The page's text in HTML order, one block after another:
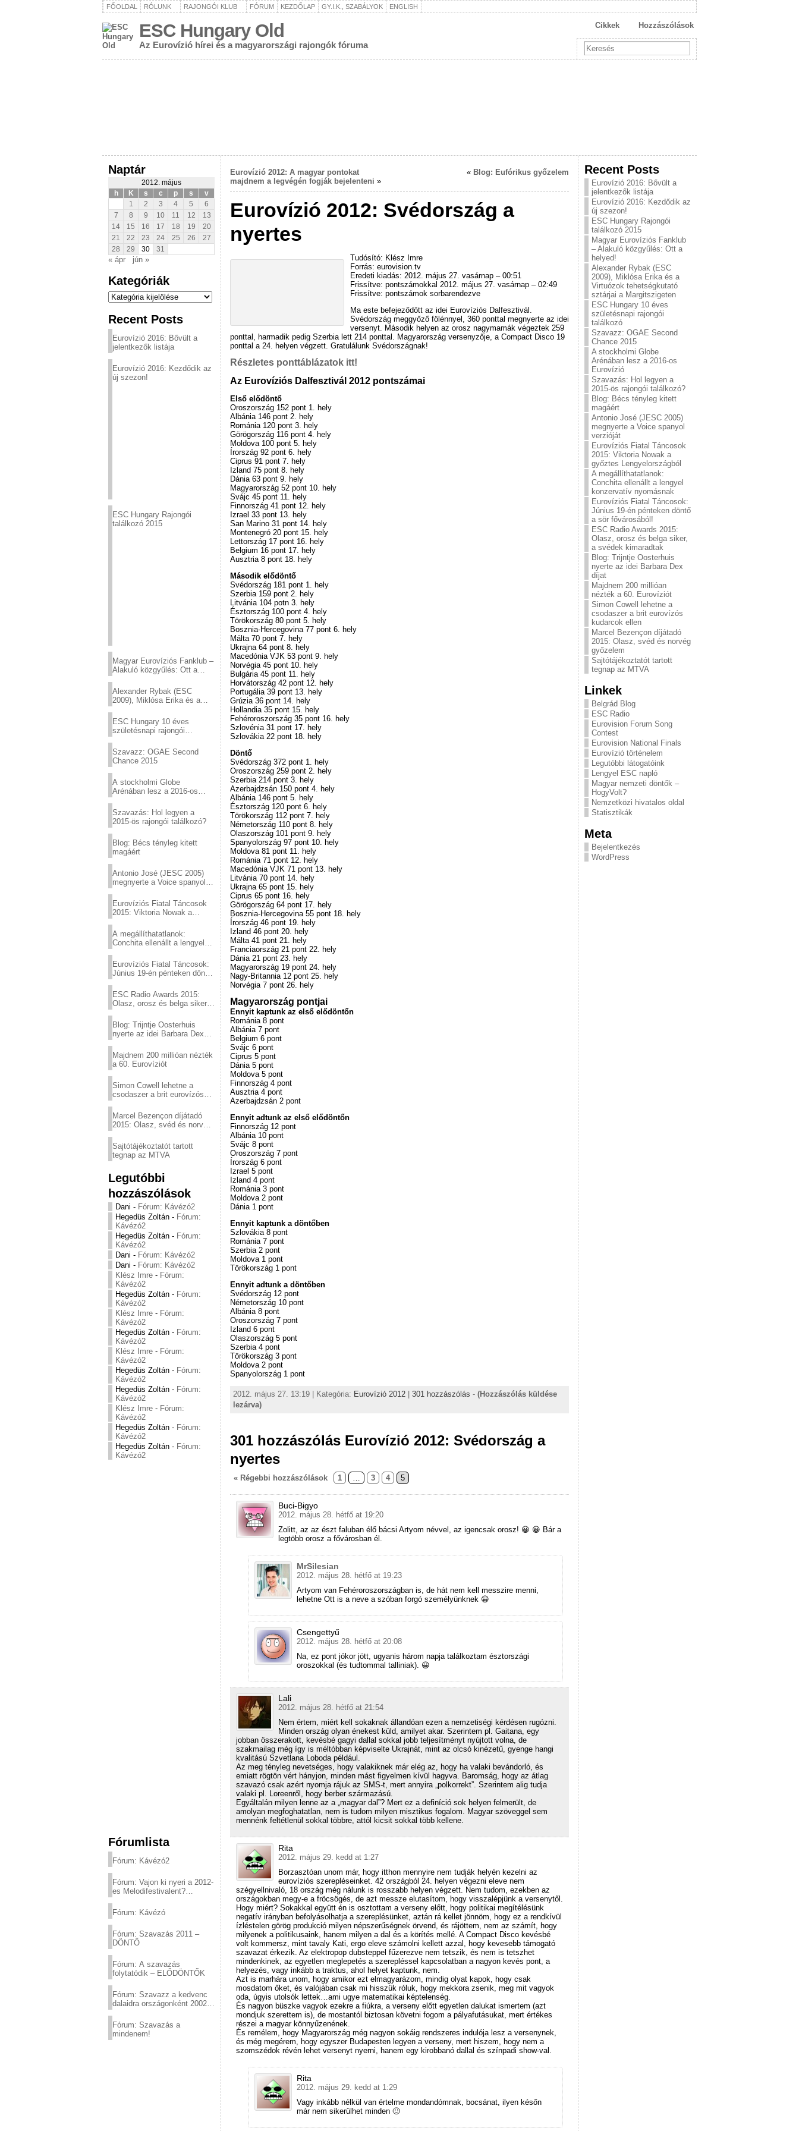
FŐOLDAL RÓLUNK RAJONGÓI KLUB FÓRUM KEZDŐLAP GY.I.K., SZABÁLYOK ENGLISH
ESC Hungary Old
Az Eurovízió hírei és a magyarországi rajongók fóruma
Hozzászólások
Cikkek
Naptár
2012. május
h
K s c p s
v
1
2 3 4 5
6
7
8 9 10 11 12
13
14
15 16 17 18 19
20
21
22 23 24 25 26
27
28
29 30 31
« ápr jún »
Kategóriák
Kategóriák
Recent Posts
Eurovízió 2016: Bővült a
jelentkezők listája
Eurovízió 2016: Kezdődik az
új szezon!
ESC Hungary Rajongói
találkozó 2015
Magyar Eurovíziós Fanklub –
Alakuló közgyűlés: Ott a
Alexander Rybak (ESC
2009), Miklósa Erika és a
sztárjai a Margitszigeten
ESC Hungary 10 éves
születésnapi rajongói
Szavazz: OGAE Second
Chance 2015
A stockholmi Globe
Arénában lesz a 2016-os
Szavazás: Hol legyen a
2015-ös rajongói találkozó?
Blog: Bécs tényleg kitett
magáért
Antonio José (JESC 2005)
megnyerte a Voice spanyol
Eurovíziós Fiatal Táncosok
2015: Viktoria Nowak a
A megállíthatatlanok:
Conchita ellenállt a lengyel
Eurovíziós Fiatal Táncosok:
Június 19-én pénteken döntő
ESC Radio Awards 2015:
Olasz, orosz és belga siker,
Blog: Trijntje Oosterhuis
nyerte az idei Barbara Dex
Majdnem 200 millióan nézték
a 60. Eurovíziót
Simon Cowell lehetne a
csodaszer a brit eurovízós
Marcel Bezençon díjátadó
2015: Olasz, svéd és norvég
Sajtótájékoztatót tartott
tegnap az MTVA
Legutóbbi
hozzászólások
Dani - Fórum: Kávézó2
Hegedüs Zoltán - Fórum:
Kávézó2
Hegedüs Zoltán - Fórum:
Kávézó2
Dani - Fórum: Kávézó2
Dani - Fórum: Kávézó2
Klész Imre - Fórum:
Kávézó2
Hegedüs Zoltán - Fórum:
Kávézó2
Klész Imre - Fórum:
Kávézó2
Hegedüs Zoltán - Fórum:
Kávézó2
Klész Imre - Fórum:
Kávézó2
Hegedüs Zoltán - Fórum:
Kávézó2
Hegedüs Zoltán - Fórum:
Kávézó2
Klész Imre - Fórum:
Kávézó2
Hegedüs Zoltán - Fórum:
Kávézó2
Hegedüs Zoltán - Fórum:
Kávézó2
Fórumlista
Fórum: Kávézó2
Fórum: Vajon ki nyeri a 2012-
es Melodifestivalent?
Fórum: Kávézó
Fórum: Szavazás 2011 –
DÖNTŐ
Fórum: A szavazás
folytatódik – ELŐDÖNTŐK
Fórum: Szavazz a kedvenc
dalaidra országonként 2002
Fórum: Szavazás a
mindenem!
Eurovízió 2012: A magyar pontokat
majdnem a legvégén fogják bejelenteni »
« Blog: Eufórikus győzelem
Eurovízió 2012: Svédország a
nyertes
Tudósító: Klész Imre
Forrás: eurovision.tv
Eredeti kiadás: 2012. május 27. vasárnap – 00:51
Frissítve: pontszámokkal 2012. május 27. vasárnap – 02:49
Frissítve: pontszámok sorbarendezve
Ma este befejeződött az idei Eurovíziós Dalfesztivál.
Svédország meggyőző fölénnyel, 360 ponttal megnyerte az idei
versenyt. Második helyen az orosz nagymamák végeztek 259
ponttal, harmadik pedig Szerbia lett 214 ponttal. Magyarország versenyzője, a Compact Disco 19
ponttal a 24. helyen végzett. Gratulálunk Svédországnak!
Részletes ponttáblázatok itt!
Az Eurovíziós Dalfesztivál 2012 pontszámai
Első elődöntő
Oroszország 152 pont 1. hely
Albánia 146 pont 2. hely
Románia 120 pont 3. hely
Görögország 116 pont 4. hely
Moldova 100 pont 5. hely
Írország 92 pont 6. hely
Ciprus 91 pont 7. hely
Izland 75 pont 8. hely
Dánia 63 pont 9. hely
Magyarország 52 pont 10. hely
Svájc 45 pont 11. hely
Finnország 41 pont 12. hely
Izrael 33 pont 13. hely
San Marino 31 pont 14. hely
Montenegró 20 pont 15. hely
Lettország 17 pont 16. hely
Belgium 16 pont 17. hely
Ausztria 8 pont 18. hely
Második elődöntő
Svédország 181 pont 1. hely
Szerbia 159 pont 2. hely
Litvánia 104 potn 3. hely
Észtország 100 pont 4. hely
Törökország 80 pont 5. hely
Bosznia-Hercegovina 77 pont 6. hely
Málta 70 pont 7. hely
Ukrajna 64 pont 8. hely
Macedónia VJK 53 pont 9. hely
Norvégia 45 pont 10. hely
Bulgária 45 pont 11. hely
Horvátország 42 pont 12. hely
Portugália 39 pont 13. hely
Grúzia 36 pont 14. hely
Hollandia 35 pont 15. hely
Fehéroroszország 35 pont 16. hely
Szlovénia 31 pont 17. hely
Szlovákia 22 pont 18. hely
Döntő
Svédország 372 pont 1. hely
Oroszország 259 pont 2. hely
Szerbia 214 pont 3. hely
Azerbajdzsán 150 pont 4. hely
Albánia 146 pont 5. hely
Észtország 120 pont 6. hely
Törökország 112 pont 7. hely
Németország 110 pont 8. hely
Olaszország 101 pont 9. hely
Spanyolország 97 pont 10. hely
Moldova 81 pont 11. hely
Románia 71 pont 12. hely
Macedónia VJK 71 pont 13. hely
Litvánia 70 pont 14. hely
Ukrajna 65 pont 15. hely
Ciprus 65 pont 16. hely
Görögország 64 pont 17. hely
Bosznia-Hercegovina 55 pont 18. hely
Írország 46 pont 19. hely
Izland 46 pont 20. hely
Málta 41 pont 21. hely
Franciaország 21 pont 22. hely
Dánia 21 pont 23. hely
Magyarország 19 pont 24. hely
Nagy-Britannia 12 pont 25. hely
Norvégia 7 pont 26. hely
Magyarország pontjai
Ennyit kaptunk az első elődöntőn
Románia 8 pont
Albánia 7 pont
Belgium 6 pont
Svájc 6 pont
Ciprus 5 pont
Dánia 5 pont
Moldova 5 pont
Finnország 4 pont
Ausztria 4 pont
Azerbajdzsán 2 pont
Ennyit adtunk az első elődöntőn
Finnország 12 pont
Albánia 10 pont
Svájc 8 pont
Oroszország 7 pont
Írország 6 pont
Izrael 5 pont
Izland 4 pont
Románia 3 pont
Moldova 2 pont
Dánia 1 pont
Ennyit kaptunk a döntőben
Szlovákia 8 pont
Románia 7 pont
Szerbia 2 pont
Moldova 1 pont
Törökország 1 pont
Ennyit adtunk a döntőben
Svédország 12 pont
Németország 10 pont
Albánia 8 pont
Oroszország 7 pont
Izland 6 pont
Olaszország 5 pont
Szerbia 4 pont
Törökország 3 pont
Moldova 2 pont
Spanyolország 1 pont
2012. május 27. 13:19 | Kategória: Eurovízió 2012 | 301 hozzászólás - (Hozzászólás küldése
lezárva)
301 hozzászólás Eurovízió 2012: Svédország a
nyertes
« Régebbi hozzászólások 1 … 3 4 5
Buci-Bigyo
2012. május 28. hétfő at 19:20
Zolitt, az az észt faluban élő bácsi Artyom névvel, az igencsak orosz! 😀 😀 Bár a
legtöbb orosz a fővárosban él.
MrSilesian
2012. május 28. hétfő at 19:23
Artyom van Fehéroroszországban is, de hát nem kell messzire menni,
lehetne Ott is a neve a szóban forgó személyünknek 😀
Csengettyű
2012. május 28. hétfő at 20:08
Na, ez pont jókor jött, ugyanis három napja találkoztam észtországi
oroszokkal (és tudtommal talliniak). 😀
Lali
2012. május 28. hétfő at 21:54
Nem értem, miért kell sokaknak állandóan ezen a nemzetiségi kérdésen rugózni.
Minden ország olyan énekest küld, amilyet akar. Szerintem pl. Gaitana, egy
jobban összerakott, kevésbé gagyi dallal sokkal jobb teljesítményt nyújtott volna, de
szakmailag még így is méltóbban képviselte Ukrajnát, mint az olcsó kinézetű, gyenge hangi
kvalitású Szvetlana Loboda például.
Az meg tényleg nevetséges, hogy valakiknek már elég az, hogy ha valaki bevándorló, és
emiatt rögtön vért hányjon, minden mást figyelmen kívül hagyva. Baromság, hogy az átlag
szavazó csak azért nyomja rájuk az SMS-t, mert annyira „polkorrekt”. Szerintem alig tudja
valaki pl. Loreenről, hogy berber származású.
Egyáltalán milyen lenne az a „magyar dal”? Mert ez a definíció sok helyen felmerült, de
amolyan megfoghatatlan, nem is tudom milyen misztikus fogalom. Magyar szöveggel sem
mennénk feltétlenül sokkal többre, attól kicsit sokkal több kellene.
Rita
2012. május 29. kedd at 1:27
Borzasztóan unom már, hogy itthon mennyire nem tudják helyén kezelni az
eurovíziós szerepléseinket. 42 országból 24. helyen végezni eleve nem
szégyellnivaló, 18 ország még nálunk is rosszabb helyen végzett. Nem tudom, ezekben az
országokban megy-e a fröcsögés, de azt messze elutasítom, hogy visszalépjünk a versenytől.
Hogy miért? Sokakkal együtt én is osztottam a verseny előtt, hogy politikai megítélésünk
negatív irányban befolyásolhatja a szereplésünket, aztán rá kellet jönnöm, hogy ez a rendkívül
ízléstelen görög produkció milyen népszerűségnek örvend, és rájöttem, nem az számít, hogy
milyenek a politikusaink, hanem milyen a dal és a körítés mellé. A Compact Disco kevésbé
volt kommersz, mint tavaly Kati, ergo eleve számolni kellett azzal, hogy kevesebb támogató
szavazat érkezik. Az elektropop dubsteppel fűzerezve nem tetszik, és nem is tetszhet
mindenkinek, az egyetlen meglepetés a szerepléssel kapcsolatban a nagyon kevés pont, a
helyezés, vagy inkább a traktus, ahol helyet kaptunk, nem.
Azt is marhára unom, hogy amikor ezt elmagyarázom, mindig olyat kapok, hogy csak
mosdatom őket, és valójában csak mi hisszük róluk, hogy mekkora zsenik, meg mit vagyok
oda, úgyis utolsók lettek…ami ugye matematikai képtelenség.
És nagyon büszke vagyok ezekre a fiúkra, a verseny előtt egyetlen dalukat ismertem (azt
mondjuk szerettem is), de mostantól biztosan követni fogom a pályafutásukat, mert értékes
részei a magyar könnyűzenének.
És remélem, hogy Magyarország még nagyon sokáig rendszeres indulója lesz a versenynek,
és még megérem, hogy egyszer Budapesten legyen a verseny, mert hiszem, hogy nem a
szomszédok révén lehet versenyt nyerni, hanem egy kirobbanó dallal és színpadi show-val.
Rita
2012. május 29. kedd at 1:29
Vagy inkább nélkül van értelme mondandómnak, bocsánat, ilyen későn
már nem sikerülhet minden 🙂
Recent Posts
Eurovízió 2016: Bővült a
jelentkezők listája
Eurovízió 2016: Kezdődik az
új szezon!
ESC Hungary Rajongói
találkozó 2015
Magyar Eurovíziós Fanklub
– Alakuló közgyűlés: Ott a
helyed!
Alexander Rybak (ESC
2009), Miklósa Erika és a
Virtuózok tehetségkutató
sztárjai a Margitszigeten
ESC Hungary 10 éves
születésnapi rajongói
találkozó
Szavazz: OGAE Second
Chance 2015
A stockholmi Globe
Arénában lesz a 2016-os
Eurovízió
Szavazás: Hol legyen a
2015-ös rajongói találkozó?
Blog: Bécs tényleg kitett
magáért
Antonio José (JESC 2005)
megnyerte a Voice spanyol
verzióját
Eurovíziós Fiatal Táncosok
2015: Viktoria Nowak a
győztes Lengyelországból
A megállíthatatlanok:
Conchita ellenállt a lengyel
konzervatív nyomásnak
Eurovíziós Fiatal Táncosok:
Június 19-én pénteken döntő
a sör fővárosából!
ESC Radio Awards 2015:
Olasz, orosz és belga siker,
a svédek kimaradtak
Blog: Trijntje Oosterhuis
nyerte az idei Barbara Dex
díjat
Majdnem 200 millióan
nézték a 60. Eurovíziót
Simon Cowell lehetne a
csodaszer a brit eurovízós
kudarcok ellen
Marcel Bezençon díjátadó
2015: Olasz, svéd és norvég
győzelem
Sajtótájékoztatót tartott
tegnap az MTVA
Linkek
Belgrád Blog
ESC Radio
Eurovision Forum Song
Contest
Eurovision National Finals
Eurovízió történelem
Legutóbbi látogatóink
Lengyel ESC napló
Magyar nemzeti döntők –
HogyVolt?
Nemzetközi hivatalos oldal
Statisztikák
Meta
Bejelentkezés
WordPress